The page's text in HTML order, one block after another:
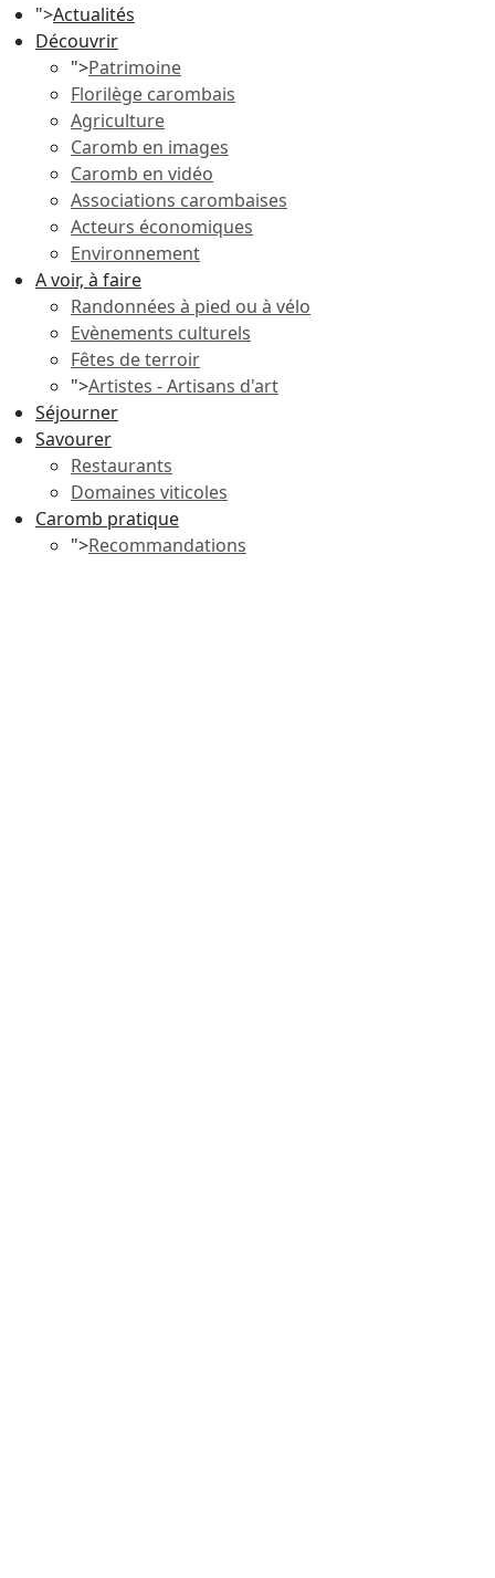
">Actualités
Découvrir
">Patrimoine
Florilège carombais
Agriculture
Caromb en images
Caromb en vidéo
Associations carombaises
Acteurs économiques
Environnement
A voir, à faire
Randonnées à pied ou à vélo
Evènements culturels
Fêtes de terroir
">Artistes - Artisans d'art
Séjourner
Savourer
Restaurants
Domaines viticoles
Caromb pratique
">Recommandations